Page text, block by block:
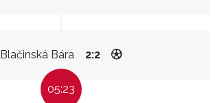
Blačinská Bára 2:2
05:23